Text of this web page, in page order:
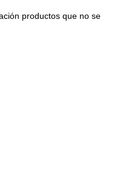
productos que no se